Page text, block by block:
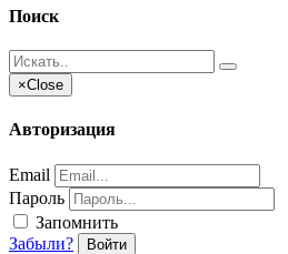
Поиск
×Close
Авторизация
Email
Пароль
Запомнить
Забыли?
Войти